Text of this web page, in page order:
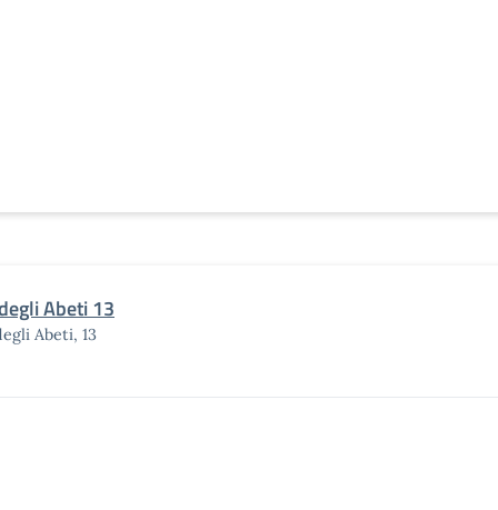
Abeti 13
Abeti, 13